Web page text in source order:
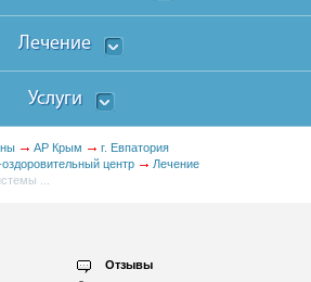
Лечение
Услуги
АР Крым
г. Евпатория
центр
Лечение
...
Отзывы